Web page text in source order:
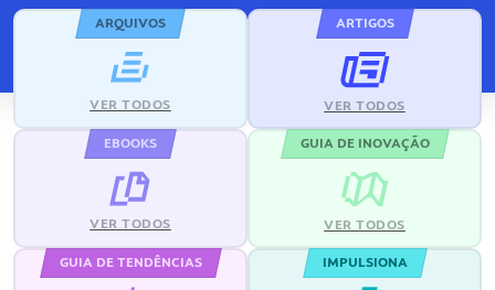
ARQUIVOS
VER TODOS
ARTIGOS
VER TODOS
EBOOKS
VER TODOS
GUIA DE INOVAÇÃO
VER TODOS
GUIA DE TENDÊNCIAS IMPULSIONA